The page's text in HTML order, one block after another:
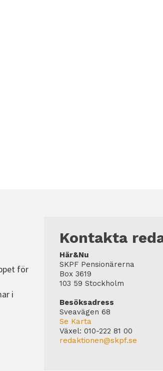
för
i
Kontakta
Här&Nu
SKPF Pensionärerna
Box 3619
103 59 Stockholm
Besöksadress
Sveavägen 68
Se Karta
Växel: 010-222 81 00
redaktionen@skpf.se
uppbyggnad,
baserat på
hur hemsidan
används.
Upplevelse
För att vår
hemsida ska